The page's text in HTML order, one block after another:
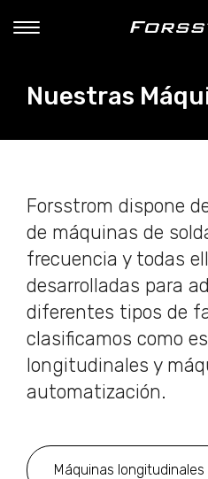
Nuestras
Forsstrom dispone
de máquinas de
frecuencia y todas
desarrolladas para
diferentes tipos de
clasificamos como
longitudinales y
automatización.
Máquinas longitudinales